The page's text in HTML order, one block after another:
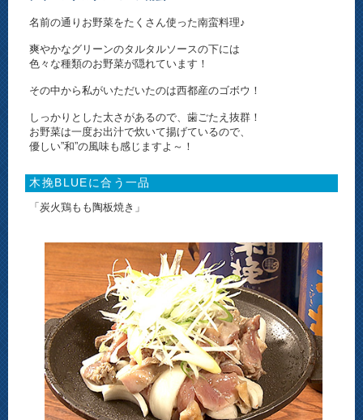
名前の通りお野菜をたくさん使った南蛮料理♪
爽やかなグリーンのタルタルソースの下には
色々な種類のお野菜が隠れています！
その中から私がいただいたのは西都産のゴボウ！
しっかりとした太さがあるので、歯ごたえ抜群！
お野菜は一度お出汁で炊いて揚げているので、
優しい”和”の風味も感じますよ～！
木挽BLUEに合う一品
「炭火鶏もも陶板焼き」